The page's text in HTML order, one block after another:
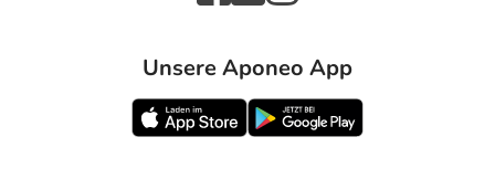
Unsere Aponeo App